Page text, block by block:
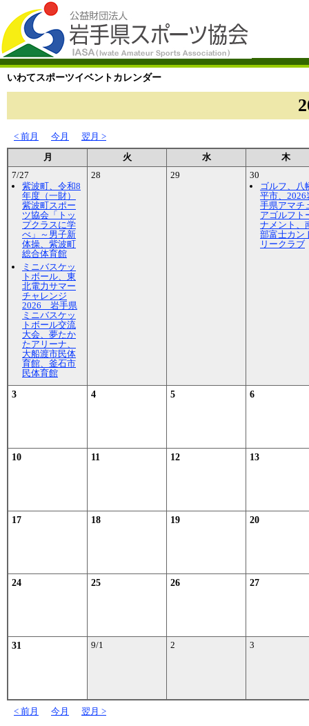
いわてスポーツイベントカレンダー
< 前月 今月
翌月 >
月
火 水
木
7/27
紫波町、令和8
年度（一財）
紫波町スポー
ツ協会「トッ
プクラスに学
べ」～男子新
体操、紫波町
総合体育館
ミニバスケッ
トボール、東
北電力サマー
チャレンジ
2026 岩手県
ミニバスケッ
トボール交流
大会、夢たか
たアリーナ、
大船渡市民体
育館、釜石市
民体育館
28 29
30
ゴルフ、八
平市、2026
手県アマチ
アゴルフト
ナメント、
部富士カン
リークラブ
3 4 5 6
10 11 12 13
17 18 19 20
24 25 26 27
31 9/1 2 3
< 前月 今月 翌月 >